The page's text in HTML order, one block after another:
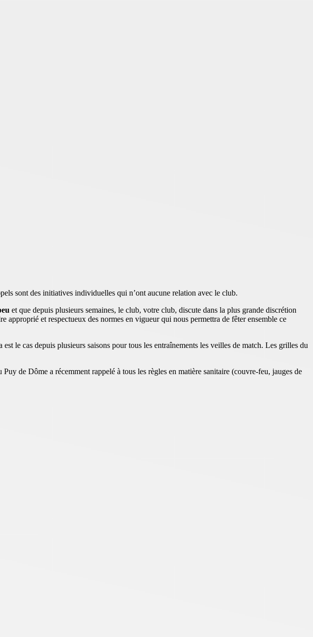
sont des initiatives individuelles qui n’ont aucune relation avec le club.
et que depuis plusieurs semaines, le club, votre club, discute dans la plus grande discrétion
et respectueux des normes en vigueur qui nous permettra de fêter ensemble ce
est le cas depuis plusieurs saisons pour tous les entraînements les veilles de match. Les grilles du
de Dôme a récemment rappelé à tous les règles en matière sanitaire (couvre-feu, jauges de